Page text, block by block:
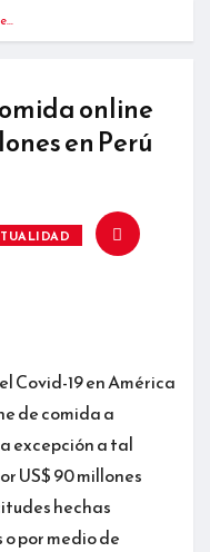
online
en Perú
Covid-19 en América
de comida a
excepción a tal
US$ 90 millones
hechas
por medio de